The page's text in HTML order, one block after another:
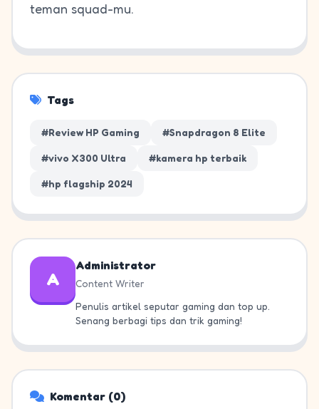
teman squad-mu.
Tags
#Review HP Gaming #Snapdragon 8 Elite
#vivo X300 Ultra #kamera hp terbaik
#hp flagship 2024
A
Administrator
Content Writer
Penulis artikel seputar gaming dan top up.
Senang berbagi tips dan trik gaming!
Komentar (0)